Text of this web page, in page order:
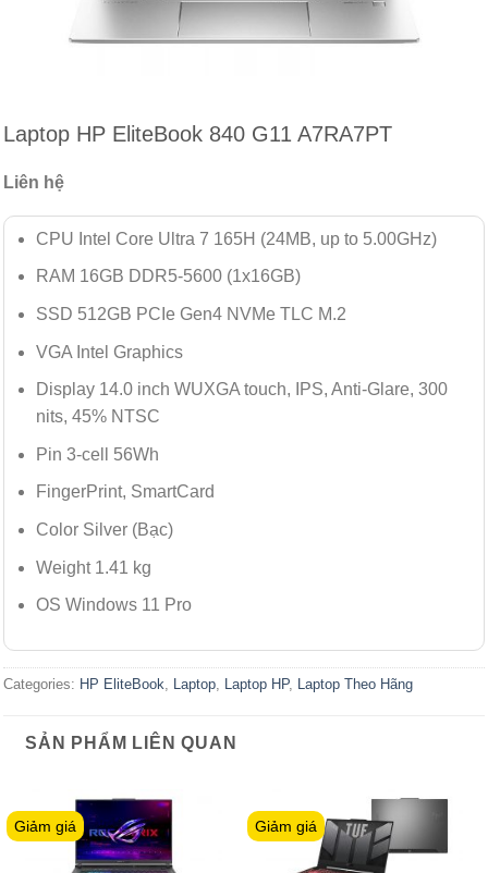
Laptop HP EliteBook 840 G11 A7RA7PT
Liên hệ
CPU Intel Core Ultra 7 165H (24MB, up to 5.00GHz)
RAM 16GB DDR5-5600 (1x16GB)
SSD 512GB PCIe Gen4 NVMe TLC M.2
VGA Intel Graphics
Display 14.0 inch WUXGA touch, IPS, Anti-Glare, 300
nits, 45% NTSC
Pin 3-cell 56Wh
FingerPrint, SmartCard
Color Silver (Bạc)
Weight 1.41 kg
OS Windows 11 Pro
Categories: HP EliteBook Laptop Laptop HP, Laptop Theo Hãng
SẢN PHẨM LIÊN QUAN
Giảm giá Giảm giá